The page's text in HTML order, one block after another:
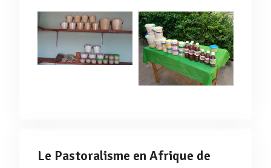
Le Pastoralisme en Afrique de